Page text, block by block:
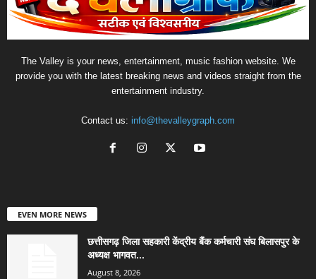
The Valley is your news, entertainment, music fashion website. We
provide you with the latest breaking news and videos straight from the
entertainment industry.
Contact us: info@thevalleygraph.com
EVEN MORE NEWS
छत्तीसगढ़ जिला सहकारी केंद्रीय बैंक कर्मचारी संघ बिलासपुर के
अध्यक्ष भागवत...
August 8, 2026